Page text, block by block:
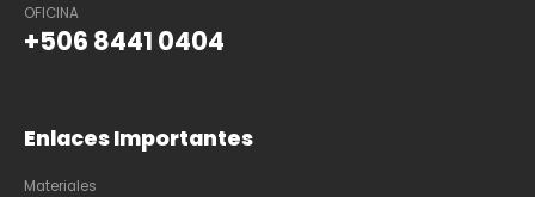
OFICINA
+506 8441 0404
Enlaces Importantes
Materiales